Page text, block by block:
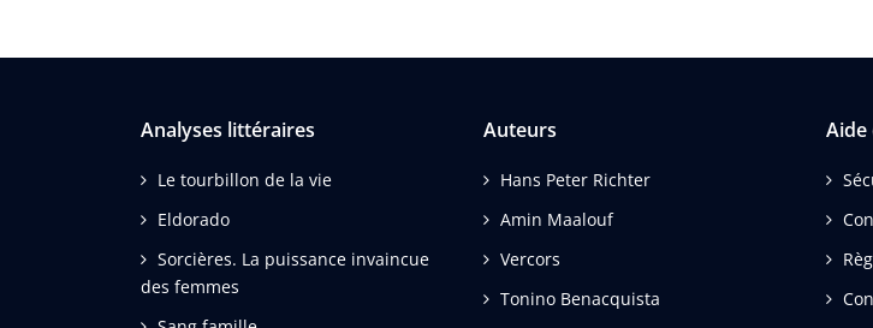
Analyses littéraires
Le tourbillon de la vie
Eldorado
Sorcières. La puissance invaincue
des femmes
Auteurs
Hans Peter Richter
Amin Maalouf
Vercors
Tonino Benacquista